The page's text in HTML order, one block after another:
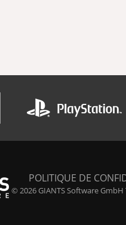
POLITIQUE DE
© 2026 GIANTS Software